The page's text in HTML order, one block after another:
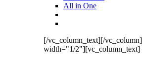
All in One
[/vc_column_text][/
width="1/2"][vc_column_text]